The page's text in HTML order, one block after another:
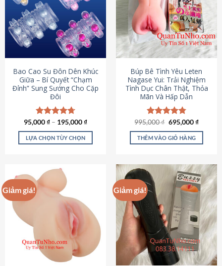
Bao Cao Su Đôn Dên Khúc
Giữa – Bí Quyết “Chạm
Đỉnh” Sung Sướng Cho Cặp
Đôi
Được xếp
hạng4.70
5 sao
95,000₫ – 195,000₫
LỰA CHỌN TÙY CHỌN
này
nhiều
biến
thể.
chọn
thể
Búp Bê Tình Yêu Leten
Nagase Yui: Trải Nghiệm
Tình Dục Chân Thật, Thỏa
Mãn Và Hấp Dẫn
Được xếp
hạng4.80
5 sao
995,000₫ Giá
là:
995,000 ₫.
695,000₫Giá
tại
THÊM VÀO GIỎ HÀNG
Giảm giá! Giảm giá!